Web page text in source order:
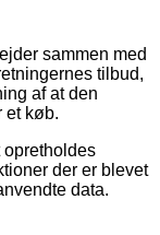
sammen med
tilbud,
af at den
et køb.
opretholdes
der er blevet
data.